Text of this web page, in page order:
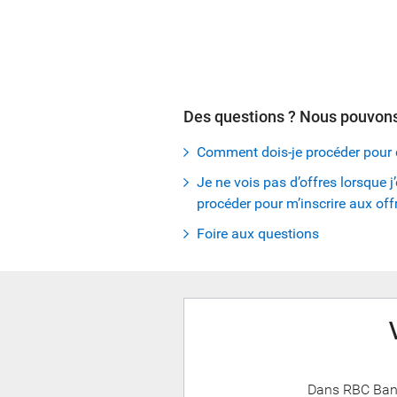
Des questions ? Nous
Comment dois-je procéder
Je ne vois pas d’offres lorsque
procéder pour m’inscrire aux
Foire aux questions
Dans RBC